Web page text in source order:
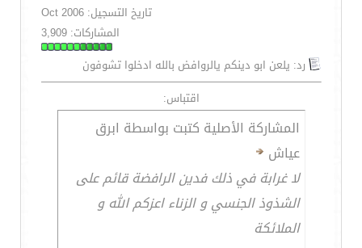
تاريخ التسجيل: Oct 2006
المشاركات: 3,909
رد: يلعن ابو دينكم يالروافض بالله ادخلوا تشوفون
اقتباس:
المشاركة الأصلية كتبت بواسطة ابرق
عياش
لا غرابة في ذلك فدين الرافضة قائم على
الشذوذ الجنسي و الزناء اعزكم الله و
الملائكة